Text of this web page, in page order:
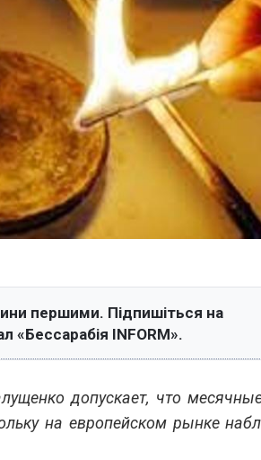
першими. Підпишіться на
«Бессарабія INFORM».
допускает, что
на европейском рынке